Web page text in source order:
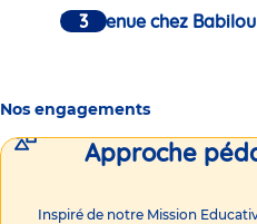
Bienvenue chez
Nos engagements
Approche
Inspiré de notre Mission